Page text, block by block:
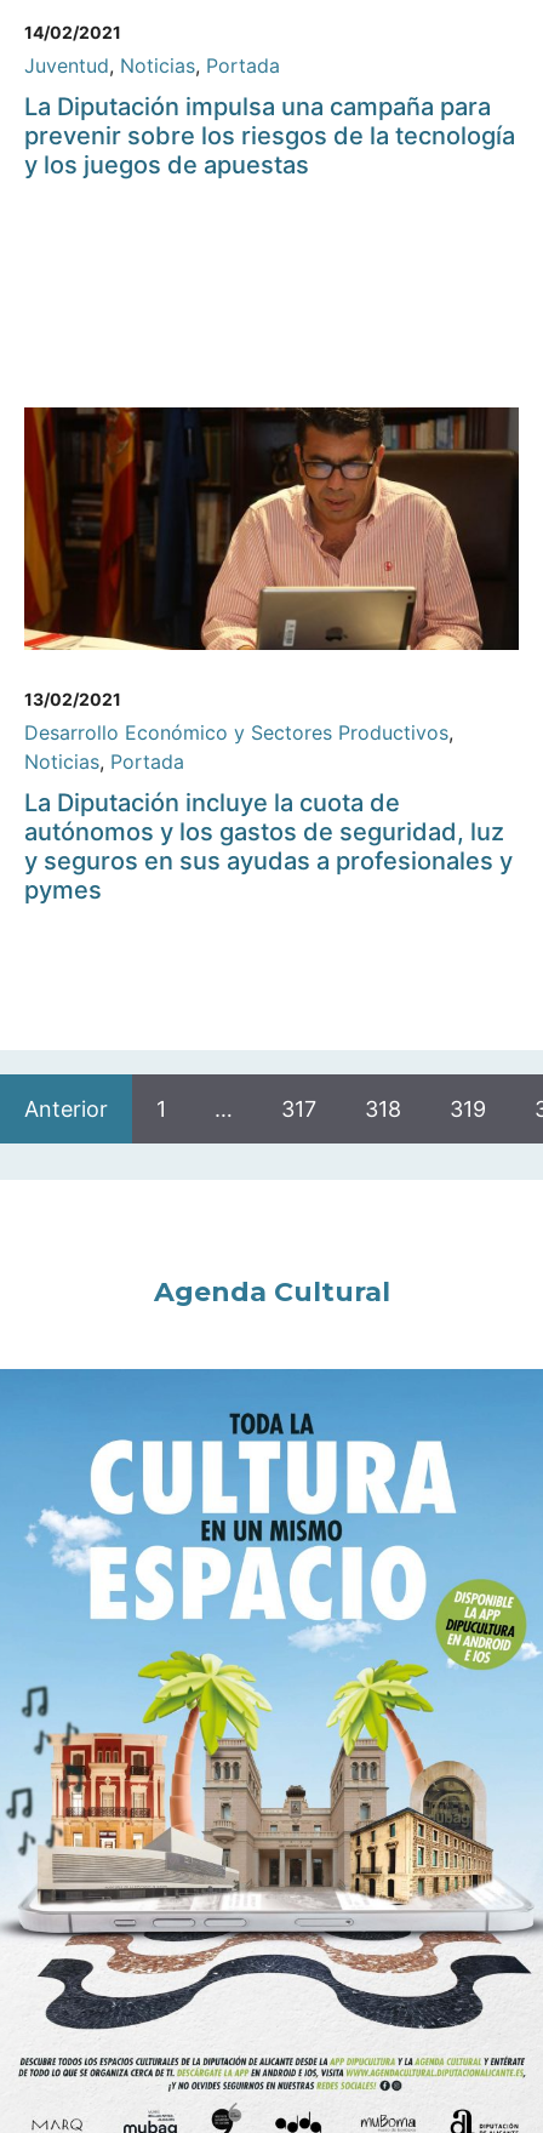
14/02/2021
Juventud, Noticias, Portada
La Diputación impulsa una campaña para
prevenir sobre los riesgos de la tecnología
y los juegos de apuestas
13/02/2021
Desarrollo Económico y Sectores Productivos,
Noticias, Portada
La Diputación incluye la cuota de
autónomos y los gastos de seguridad, luz
y seguros en sus ayudas a profesionales y
pymes
Anterior 1 … 317 318 319
Agenda Cultural